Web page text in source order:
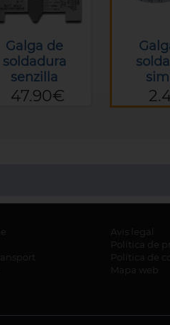
Galga de
soldadura
senzilla
47.90€
Avís legal
Política de
Política de
Mapa web